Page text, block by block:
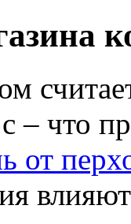
– что
от